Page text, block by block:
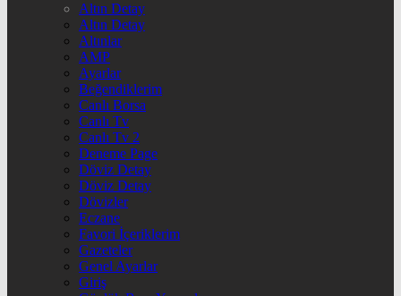
Altın Detay
Altın Detay
Altınlar
AMP
Ayarlar
Beğendiklerim
Canlı Borsa
Canlı Tv
Canlı Tv 2
Deneme Page
Döviz Detay
Döviz Detay
Dövizler
Eczane
Favori İçeriklerim
Gazeteler
Genel Ayarlar
Giriş